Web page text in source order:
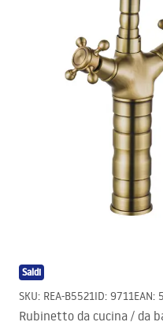
Saldi
SKU: REA-B5521ID: 9711EAN:
Rubinetto da cucina / da